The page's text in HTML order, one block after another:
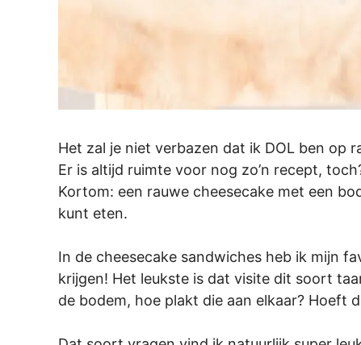
Het zal je niet verbazen dat ik DOL ben op
Er is altijd ruimte voor nog zo’n recept,
Kortom: een rauwe cheesecake met een
kunt eten.
In de cheesecake sandwiches heb ik mijn
krijgen! Het leukste is dat visite dit soort
de bodem, hoe plakt die aan elkaar? Hoeft